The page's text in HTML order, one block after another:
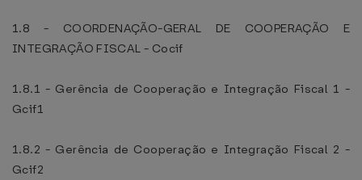
1.8 - COORDENAÇÃO-GERAL DE COOPERAÇÃO E
INTEGRAÇÃO FISCAL - Cocif
1.8.1 - Gerência de Cooperação e Integração Fiscal 1 -
Gcif1
1.8.2 - Gerência de Cooperação e Integração Fiscal 2 -
Gcif2